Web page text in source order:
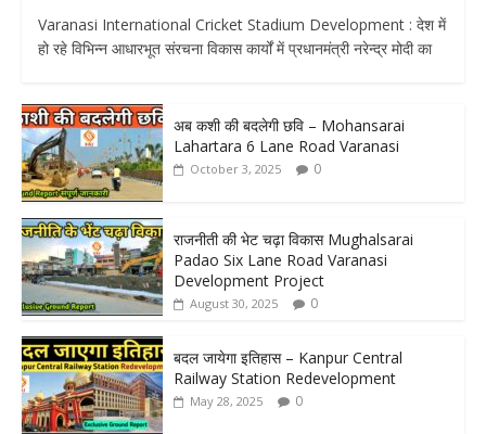
Varanasi International Cricket Stadium Development : देश में
हो रहे विभिन्न आधारभूत संरचना विकास कार्यों में प्रधानमंत्री नरेन्द्र मोदी का
अब कशी की बदलेगी छवि – Mohansarai
Lahartara 6 Lane Road Varanasi
October 3, 2025 0
राजनीती की भेट चढ़ा विकास Mughalsarai
Padao Six Lane Road Varanasi
Development Project
August 30, 2025 0
बदल जायेगा इतिहास – Kanpur Central
Railway Station Redevelopment
May 28, 2025 0